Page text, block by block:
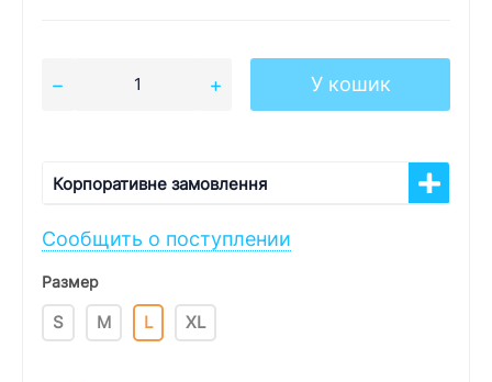
У кошик
Корпоративне замовлення
Сообщить о поступлении
Размер
S M L XL